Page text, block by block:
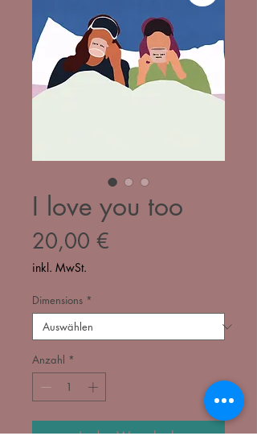
I love you too
20,00 €
inkl. MwSt.
Dimensions *
Anzahl *
In den Warenkorb